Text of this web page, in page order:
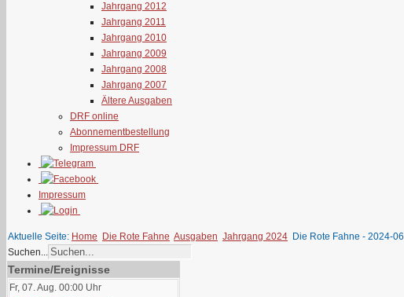
Jahrgang 2012
Jahrgang 2011
Jahrgang 2010
Jahrgang 2009
Jahrgang 2008
Jahrgang 2007
Ältere Ausgaben
DRF online
Abonnementbestellung
Impressum DRF
Impressum
Aktuelle Seite: Home Die Rote Fahne Ausgaben Jahrgang 2024 Die Rote Fahne - 2024-06
Suchen...
Termine/Ereignisse
Fr, 07. Aug. 00:00 Uhr